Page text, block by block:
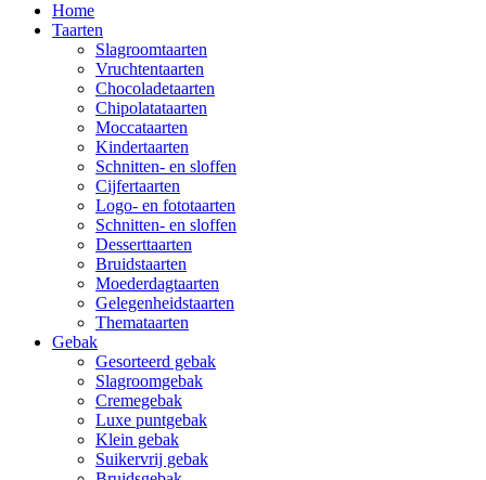
Home
Taarten
Slagroomtaarten
Vruchtentaarten
Chocoladetaarten
Chipolatataarten
Moccataarten
Kindertaarten
Schnitten- en sloffen
Cijfertaarten
Logo- en fototaarten
Schnitten- en sloffen
Desserttaarten
Bruidstaarten
Moederdagtaarten
Gelegenheidstaarten
Themataarten
Gebak
Gesorteerd gebak
Slagroomgebak
Cremegebak
Luxe puntgebak
Klein gebak
Suikervrij gebak